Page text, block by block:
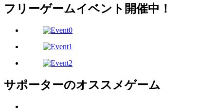
フリーゲームイベント開催中！
サポーターのオススメゲーム